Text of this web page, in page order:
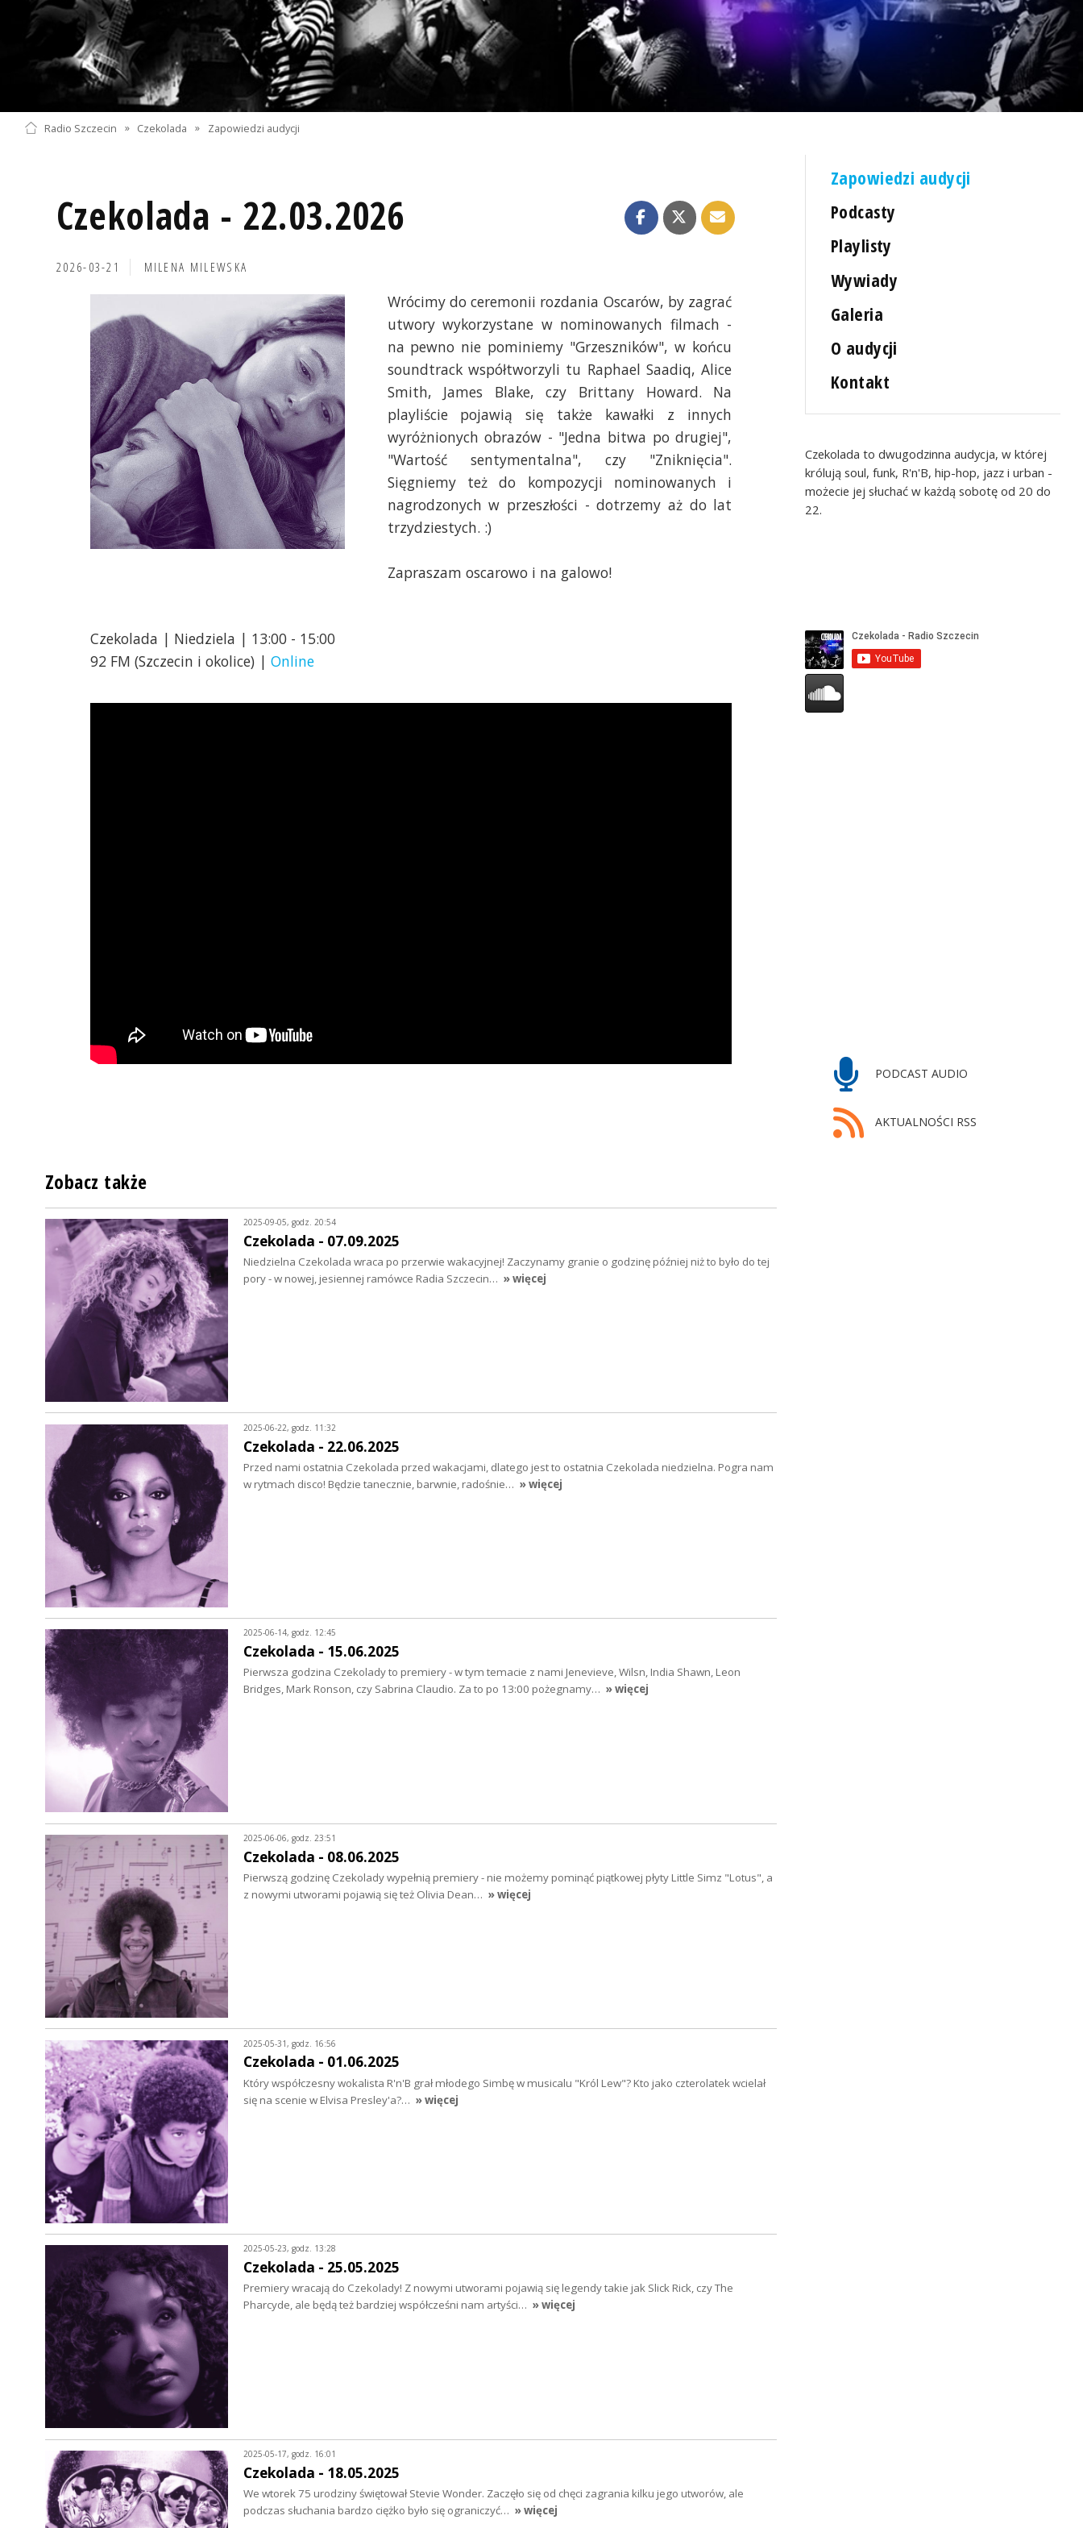
Radio Szczecin » Czekolada » Zapowiedzi audycji
Czekolada - 22.03.2026
2026-03-21 MILENA MILEWSKA
Wrócimy do ceremonii rozdania Oscarów, by zagrać
utwory wykorzystane w nominowanych filmach -
na pewno nie pominiemy "Grzeszników", w końcu
soundtrack współtworzyli tu Raphael Saadiq, Alice
Smith, James Blake, czy Brittany Howard. Na
playliście pojawią się także kawałki z innych
wyróżnionych obrazów - "Jedna bitwa po drugiej",
"Wartość sentymentalna", czy "Zniknięcia".
Sięgniemy też do kompozycji nominowanych i
nagrodzonych w przeszłości - dotrzemy aż do lat
trzydziestych. :)
Zapraszam oscarowo i na galowo!
Czekolada | Niedziela | 13:00 - 15:00
92 FM (Szczecin i okolice) | Online
Zapowiedzi audycji
Podcasty
Playlisty
Wywiady
Galeria
O audycji
Kontakt
Czekolada to dwugodzinna audycja, w której
królują soul, funk, R'n'B, hip-hop, jazz i urban -
możecie jej słuchać w każdą sobotę od 20 do
22.
PODCAST AUDIO
AKTUALNOŚCI RSS
Zobacz także
2025-09-05, godz. 20:54
Czekolada - 07.09.2025
Niedzielna Czekolada wraca po przerwie wakacyjnej! Zaczynamy granie o godzinę później niż to było do tej
pory - w nowej, jesiennej ramówce Radia Szczecin… » więcej
2025-06-22, godz. 11:32
Czekolada - 22.06.2025
Przed nami ostatnia Czekolada przed wakacjami, dlatego jest to ostatnia Czekolada niedzielna. Pogra nam
w rytmach disco! Będzie tanecznie, barwnie, radośnie… » więcej
2025-06-14, godz. 12:45
Czekolada - 15.06.2025
Pierwsza godzina Czekolady to premiery - w tym temacie z nami Jenevieve, Wilsn, India Shawn, Leon
Bridges, Mark Ronson, czy Sabrina Claudio. Za to po 13:00 pożegnamy… » więcej
2025-06-06, godz. 23:51
Czekolada - 08.06.2025
Pierwszą godzinę Czekolady wypełnią premiery - nie możemy pominąć piątkowej płyty Little Simz "Lotus", a
z nowymi utworami pojawią się też Olivia Dean… » więcej
2025-05-31, godz. 16:56
Czekolada - 01.06.2025
Który współczesny wokalista R'n'B grał młodego Simbę w musicalu "Król Lew"? Kto jako czterolatek wcielał
się na scenie w Elvisa Presley'a?… » więcej
2025-05-23, godz. 13:28
Czekolada - 25.05.2025
Premiery wracają do Czekolady! Z nowymi utworami pojawią się legendy takie jak Slick Rick, czy The
Pharcyde, ale będą też bardziej współcześni nam artyści… » więcej
2025-05-17, godz. 16:01
Czekolada - 18.05.2025
We wtorek 75 urodziny świętował Stevie Wonder. Zaczęło się od chęci zagrania kilku jego utworów, ale
podczas słuchania bardzo ciężko było się ograniczyć… » więcej